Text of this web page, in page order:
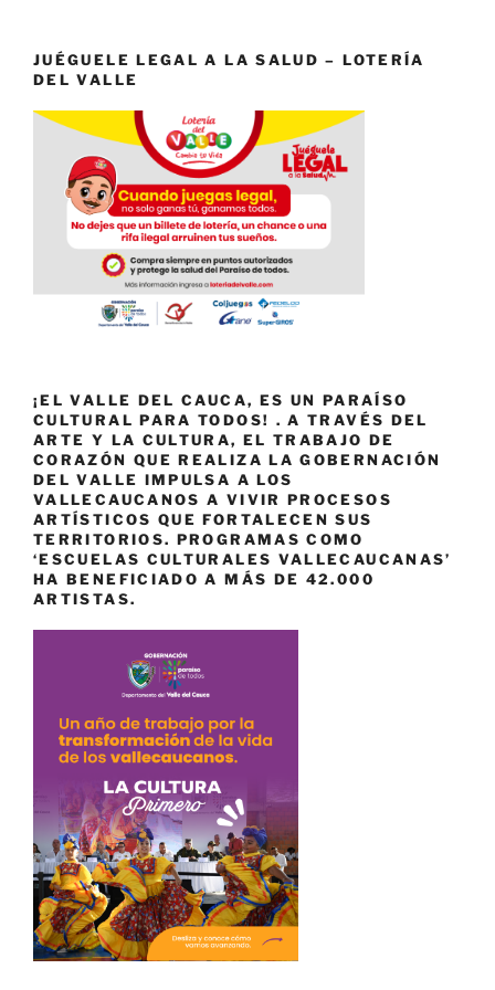
JUÉGUELE LEGAL A LA SALUD – LOTERÍA
DEL VALLE
¡EL VALLE DEL CAUCA, ES UN PARAÍSO
CULTURAL PARA TODOS! . A TRAVÉS DEL
ARTE Y LA CULTURA, EL TRABAJO DE
CORAZÓN QUE REALIZA LA GOBERNACIÓN
DEL VALLE IMPULSA A LOS
VALLECAUCANOS A VIVIR PROCESOS
ARTÍSTICOS QUE FORTALECEN SUS
TERRITORIOS. PROGRAMAS COMO
‘ESCUELAS CULTURALES VALLECAUCANAS’
HA BENEFICIADO A MÁS DE 42.000
ARTISTAS.